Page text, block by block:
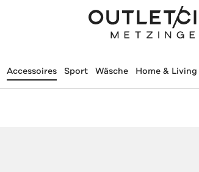
Accessoires Sport Wäsche Home & Living